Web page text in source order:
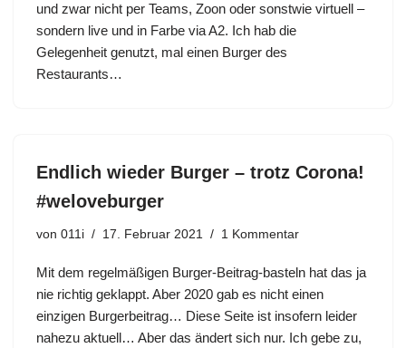
und zwar nicht per Teams, Zoon oder sonstwie virtuell –
sondern live und in Farbe via A2. Ich hab die
Gelegenheit genutzt, mal einen Burger des
Restaurants…
Endlich wieder Burger – trotz Corona!
#weloveburger
von 011i 17. Februar 2021 1 Kommentar
Mit dem regelmäßigen Burger-Beitrag-basteln hat das ja
nie richtig geklappt. Aber 2020 gab es nicht einen
einzigen Burgerbeitrag… Diese Seite ist insofern leider
nahezu aktuell… Aber das ändert sich nur. Ich gebe zu,